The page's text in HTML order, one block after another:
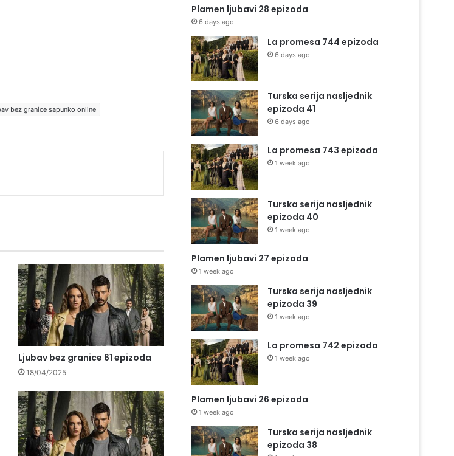
bez granice sapunko online
Ljubav bez granice 61 epizoda
18/04/2025
Plamen ljubavi 28 epizoda
6 days ago
La promesa 744 epizoda
6 days ago
Turska serija nasljednik
epizoda 41
6 days ago
La promesa 743 epizoda
1 week ago
Turska serija nasljednik
epizoda 40
1 week ago
Plamen ljubavi 27 epizoda
1 week ago
Turska serija nasljednik
epizoda 39
1 week ago
La promesa 742 epizoda
1 week ago
Plamen ljubavi 26 epizoda
1 week ago
Turska serija nasljednik
epizoda 38